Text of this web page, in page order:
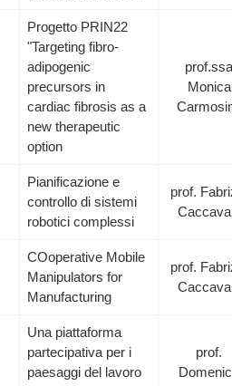
Progetto PRIN22
"Targeting fibro-
adipogenic
precursors in
cardiac fibrosis as a
new therapeutic
option
Monica
Pianificazione e
controllo di sistemi
robotici complessi
prof.
COoperative Mobile
Manipulators for
Manufacturing
prof.
Una piattaforma
partecipativa per i
paesaggi del lavoro
prof.